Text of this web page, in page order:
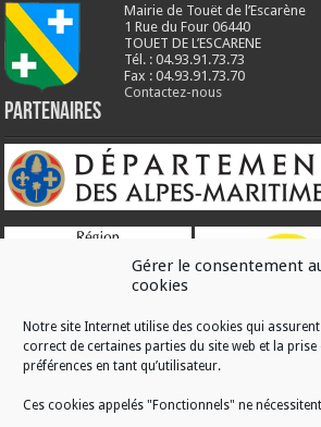
Gérer le consentement
cookies
Notre site Internet utilise des cookies qui
correct de certaines parties du site web et la
préférences en tant qu’utilisateur.
Ces cookies appelés "Fonctionnels" ne
Mairie de Touët de l’Escarène
1 Rue du Four 06440
TOUET DE L’ESCARENE
Tél. : 04.93.91.73.73
Fax : 04.93.91.73.70
Contactez-nous
Partenaires
RÉALISATION